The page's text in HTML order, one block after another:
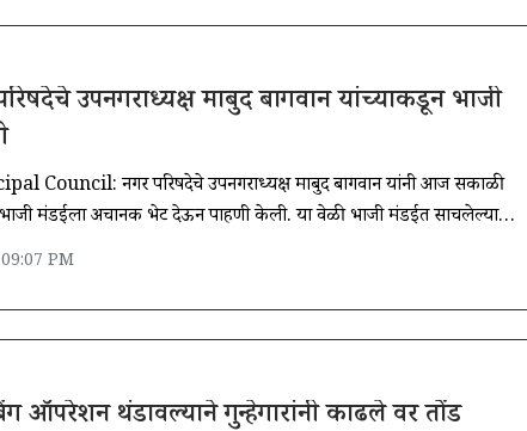
उपनगराध्यक्ष माबुद बागवान यांच्याकडून भाजी
Council: नगर परिषदेचे उपनगराध्यक्ष माबुद बागवान यांनी आज सकाळी
भाजी मंडईला अचानक भेट देऊन पाहणी केली. या वेळी भाजी मंडईत साचलेल्या
PM
ऑपरेशन थंडावल्याने गुन्हेगारांनी काढले वर तोंड